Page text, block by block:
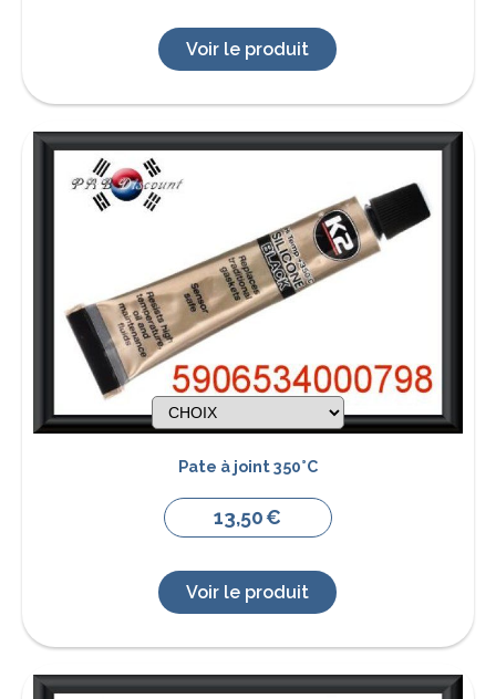
Voir le produit
Pate à joint 350°C
13,50€
Voir le produit